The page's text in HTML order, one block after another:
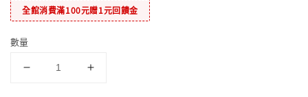
全館消費滿100元贈1元回饋金
數量